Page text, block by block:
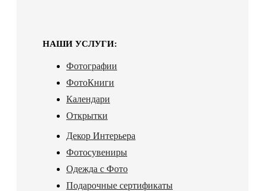
НАШИ УСЛУГИ:
Фотографии
ФотоКниги
Календари
Открытки
Декор Интерьера
Фотосувениры
Одежда с Фото
Подарочные сертификаты